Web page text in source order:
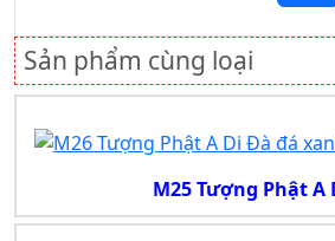
Sản phẩm cùng loại
M25 Tượng Phật A